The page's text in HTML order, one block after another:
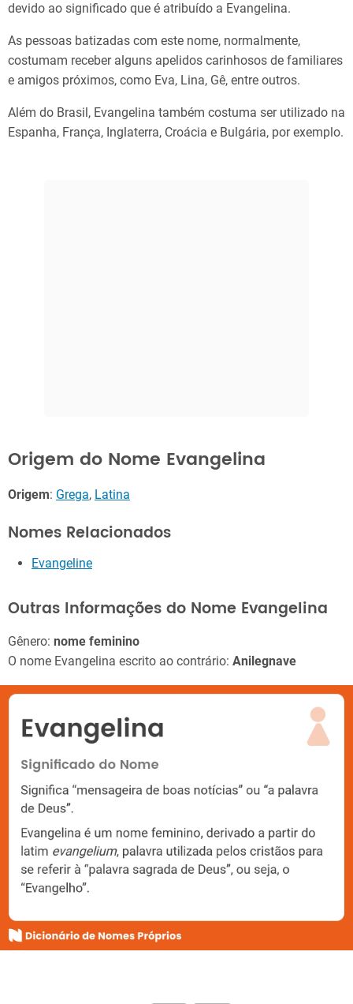
devido ao significado que é atribuído a Evangelina.
As pessoas batizadas com este nome, normalmente,
costumam receber alguns apelidos carinhosos de familiares
e amigos próximos, como Eva, Lina, Gê, entre outros.
Além do Brasil, Evangelina também costuma ser utilizado na
Espanha, França, Inglaterra, Croácia e Bulgária, por exemplo.
Origem do Nome Evangelina
Origem: Grega, Latina
Nomes Relacionados
Evangeline
Outras Informações do Nome Evangelina
Gênero: nome feminino
O nome Evangelina escrito ao contrário: Anilegnave